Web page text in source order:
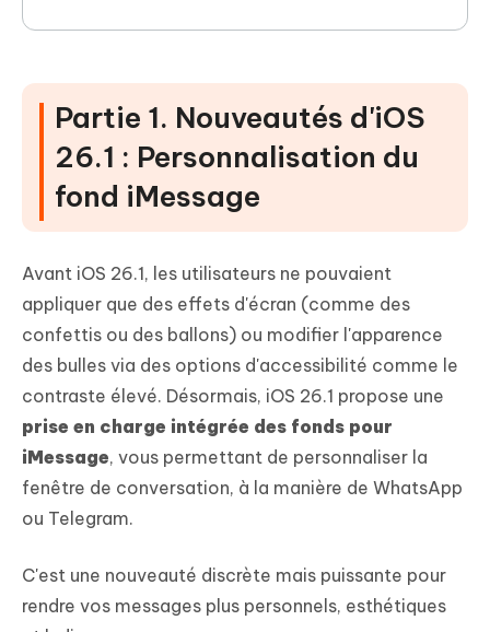
Partie 1. Nouveautés d'iOS
26.1 : Personnalisation du
fond iMessage
Avant iOS 26.1, les utilisateurs ne pouvaient
appliquer que des effets d'écran (comme des
confettis ou des ballons) ou modifier l'apparence
des bulles via des options d'accessibilité comme le
contraste élevé. Désormais, iOS 26.1 propose une
prise en charge intégrée des fonds pour
iMessage, vous permettant de personnaliser la
fenêtre de conversation, à la manière de WhatsApp
ou Telegram.
C'est une nouveauté discrète mais puissante pour
rendre vos messages plus personnels, esthétiques